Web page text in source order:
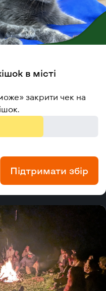
в місті
закрити чек на
Підтримати збір